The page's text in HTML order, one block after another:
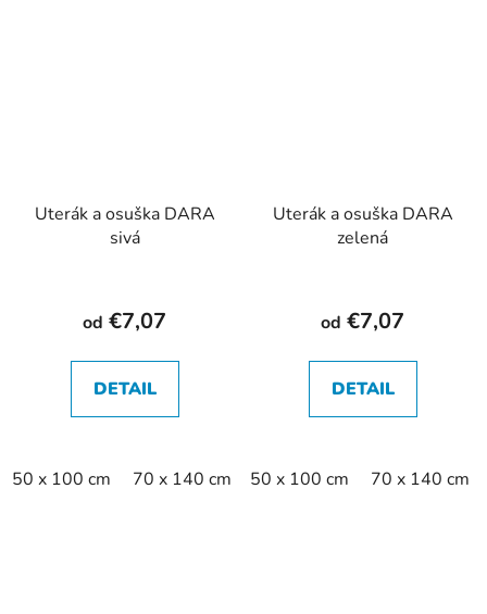
Uterák a osuška DARA
sivá
od €7,07
DETAIL
50 x 100 cm 70 x 140 cm
Uterák a osuška DARA
zelená
od €7,07
DETAIL
50 x 100 cm 70 x 140 cm